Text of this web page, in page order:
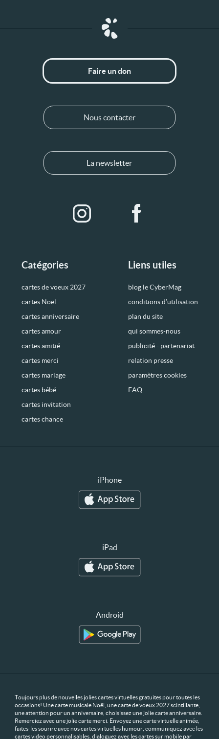
Catégories
cartes de voeux 2027
cartes Noël
cartes anniversaire
cartes amour
cartes amitié
cartes merci
cartes mariage
cartes bébé
cartes invitation
cartes chance
Liens utiles
blog le CyberMag
conditions d’utilisation
plan du site
qui sommes-nous
publicité - partenariat
relation presse
paramètres cookies
FAQ
Faire un don
Nous contacter
La newsletter
iPhone
iPad
Android
Toujours plus de nouvelles jolies cartes virtuelles gratuites pour toutes les
occasions! Une carte musicale Noël, une carte de voeux 2027 scintillante,
une attention pour un anniversaire, choisissez une jolie carte anniversaire.
Remerciez avec une jolie carte merci. Envoyez une carte virtuelle animée,
faites-les sourire avec nos cartes virtuelles humour, communiquez avec les
cartes video personnalisables, dialoguez avec les cartes sur mobile par